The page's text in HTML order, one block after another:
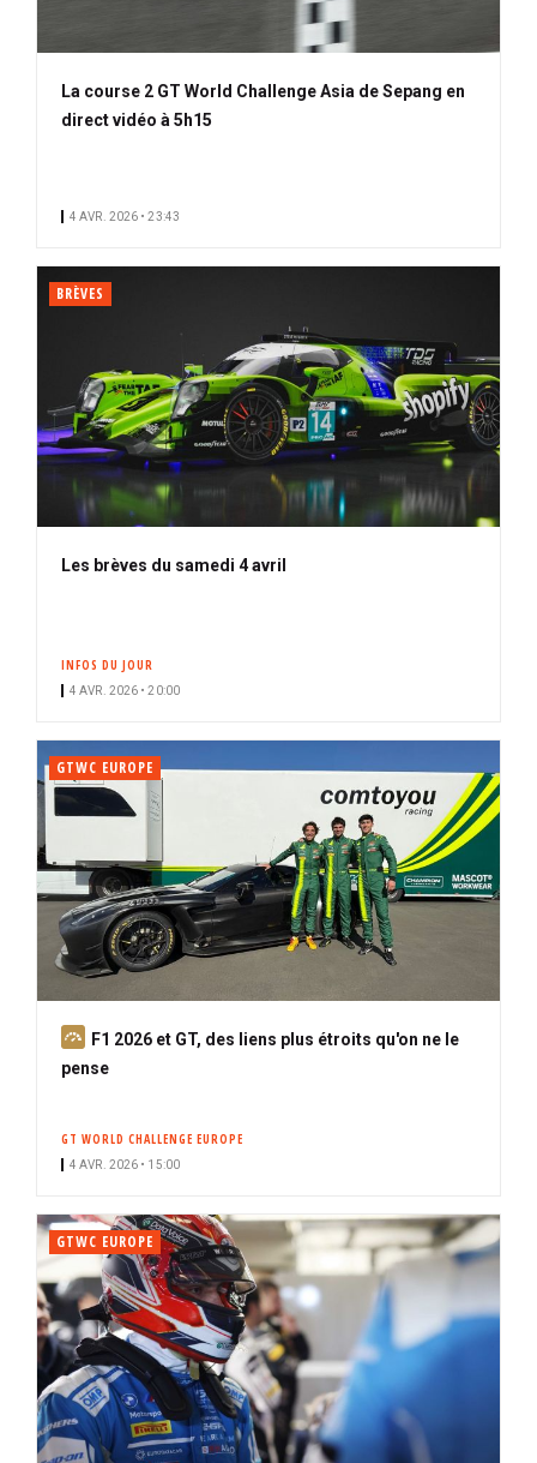
La course 2 GT World Challenge Asia de Sepang en
direct vidéo à 5h15
4 AVR. 2026 • 23:43
BRÈVES
Les brèves du samedi 4 avril
INFOS DU JOUR
4 AVR. 2026 • 20:00
GTWC EUROPE
A
b
F1 2026 et GT, des liens plus étroits qu'on ne le
pense
GT WORLD CHALLENGE EUROPE
4 AVR. 2026 • 15:00
GTWC EUROPE